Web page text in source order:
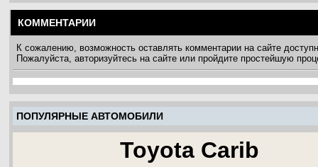
КОММЕНТАРИИ
К сожалению, возможность оставлять комментарии на сайте
Пожалуйста, авторизуйтесь на сайте или пройдите простейшую
ПОПУЛЯРНЫЕ АВТОМОБИЛИ
Toyota Carib